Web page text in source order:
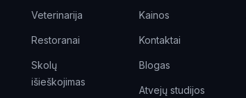
Veterinarija
Restoranai
Skolų
išieškojimas
Kainos
Kontaktai
Blogas
Atvejų studijos